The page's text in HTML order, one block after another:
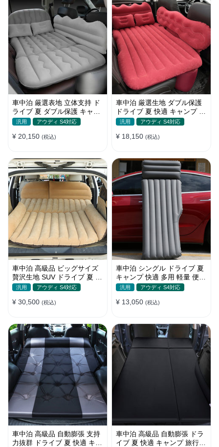
車中泊 厳選表地 立体支持 ド
ライブ 夏 ダブル保護 キャン
プ 旅行 収納便利 取付簡単 全
汎用 アウディ S4対応
¥ 20,150 (税込)
車中泊 厳選生地 ダブル保護
ドライブ 夏 快適 キャンプ 旅
行 収納便利 全車種 多色 エア
汎用 アウディ S4対応
¥ 18,150 (税込)
車中泊 高級品 ビッグサイズ
贅沢生地 SUV ドライブ 夏 快
適 キャンプ 旅行 収納便利 エ
汎用 アウディ S4対応
¥ 30,500 (税込)
車中泊 シングル ドライブ 夏
キャンプ 快適 多用 軽量 便利
省スペース 旅行 エアーベッ
汎用 アウディ S4対応
¥ 13,050 (税込)
車中泊 高級品 自動膨張 支持
力抜群 ドライブ 夏 快適 キャ
車中泊 高級品 自動膨張 ドラ
イブ 夏 快適 キャンプ 旅行